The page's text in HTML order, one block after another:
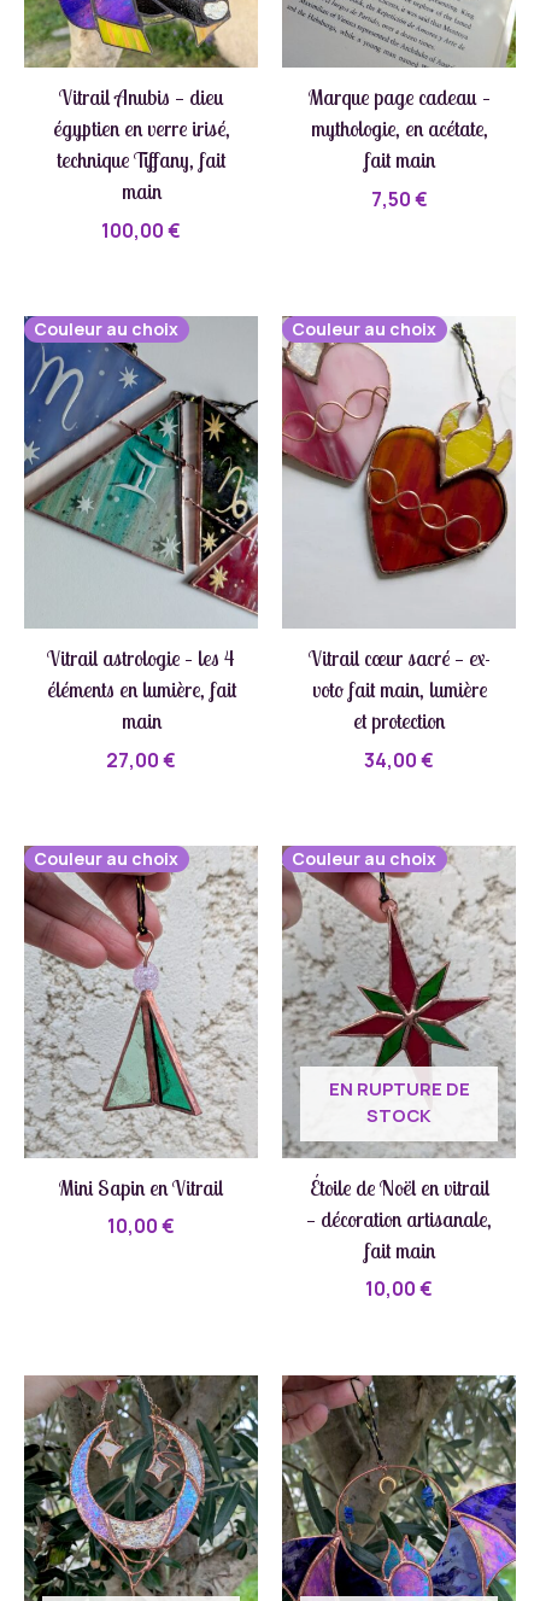
Vitrail Anubis — dieu
égyptien en verre irisé,
technique Tiffany, fait
main
100,00€
Marque page cadeau –
mythologie, en acétate,
fait main
7,50€
Couleur au choix
Vitrail astrologie – les 4
éléments en lumière, fait
main
27,00€
Couleur au choix
Vitrail cœur sacré — ex-
voto fait main, lumière
et protection
34,00€
Couleur au choix
Mini Sapin en Vitrail
10,00€
Couleur au choix
EN RUPTURE DE
STOCK
Étoile de Noël en vitrail
— décoration artisanale,
fait main
10,00€